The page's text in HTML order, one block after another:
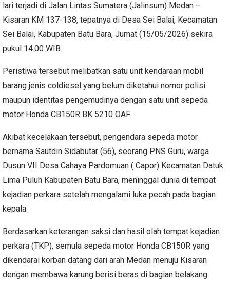
lari terjadi di Jalan Lintas Sumatera (Jalinsum) Medan –
Kisaran KM 137-138, tepatnya di Desa Sei Balai, Kecamatan
Sei Balai, Kabupaten Batu Bara, Jumat (15/05/2026) sekira
pukul 14.00 WIB.
Peristiwa tersebut melibatkan satu unit kendaraan mobil
barang jenis coldiesel yang belum diketahui nomor polisi
maupun identitas pengemudinya dengan satu unit sepeda
motor Honda CB150R BK 5210 OAF.
Akibat kecelakaan tersebut, pengendara sepeda motor
bernama Sautdin Sidabutar (56), seorang PNS Guru, warga
Dusun VII Desa Cahaya Pardomuan ( Capor) Kecamatan Datuk
Lima Puluh Kabupaten Batu Bara, meninggal dunia di tempat
kejadian perkara setelah mengalami luka pecah pada bagian
kepala.
Berdasarkan keterangan saksi dan hasil olah tempat kejadian
perkara (TKP), semula sepeda motor Honda CB150R yang
dikendarai korban datang dari arah Medan menuju Kisaran
dengan membawa karung berisi beras di bagian belakang